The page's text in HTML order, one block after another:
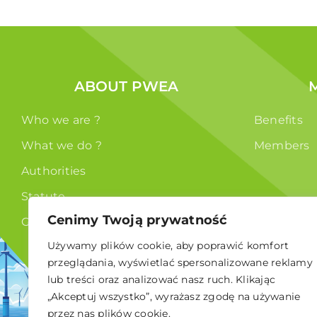
Cenimy Twoją prywatność
Używamy plików cookie, aby poprawić komfort
przeglądania, wyświetlać spersonalizowane reklamy
lub treści oraz analizować nasz ruch. Klikając
„Akceptuj wszystko”, wyrażasz zgodę na używanie
przez nas plików cookie.
ABOUT PWEA
Who we are ?
What we do ?
Authorities
Statute
GDPR
Benefits
Members